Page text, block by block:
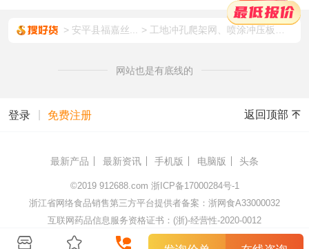
安平县福嘉丝... 工地冲孔爬架网、喷涂冲压板爬架网、喷塑爬架网安装
网站也是有底线的
登录 免费注册 返回顶部
最新产品 最新资讯 手机版 电脑版 头条
©2019 912688.com 浙ICP备17000284号-1
浙江省网络食品销售第三方平台提供者备案：浙网食A33000032
互联网药品信息服务资格证书：(浙)-经营性-2020-0012
杭州顺藤网络科技有限公司